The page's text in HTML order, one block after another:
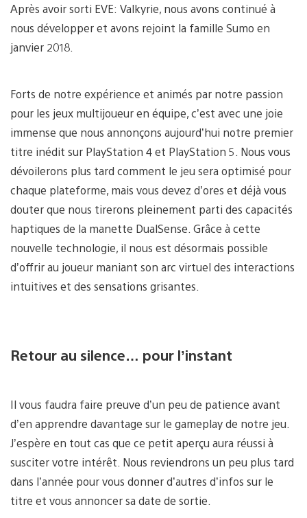
Après avoir sorti EVE: Valkyrie, nous avons continué à
nous développer et avons rejoint la famille Sumo en
janvier 2018.
Forts de notre expérience et animés par notre passion
pour les jeux multijoueur en équipe, c’est avec une joie
immense que nous annonçons aujourd’hui notre premier
titre inédit sur PlayStation 4 et PlayStation 5. Nous vous
dévoilerons plus tard comment le jeu sera optimisé pour
chaque plateforme, mais vous devez d’ores et déjà vous
douter que nous tirerons pleinement parti des capacités
haptiques de la manette DualSense. Grâce à cette
nouvelle technologie, il nous est désormais possible
d’offrir au joueur maniant son arc virtuel des interactions
intuitives et des sensations grisantes.
Retour au silence… pour l’instant
Il vous faudra faire preuve d’un peu de patience avant
d’en apprendre davantage sur le gameplay de notre jeu.
J’espère en tout cas que ce petit aperçu aura réussi à
susciter votre intérêt. Nous reviendrons un peu plus tard
dans l’année pour vous donner d’autres d’infos sur le
titre et vous annoncer sa date de sortie.